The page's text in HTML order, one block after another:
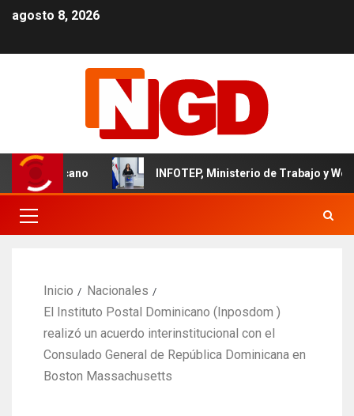
agosto 8, 2026
INFOTEP, Ministerio de Trabajo y World
Inicio
Nacionales
El Instituto Postal Dominicano (Inposdom )
realizó un acuerdo interinstitucional con el
Consulado General de República Dominicana en
Boston Massachusetts